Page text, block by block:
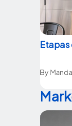
Etapas
By